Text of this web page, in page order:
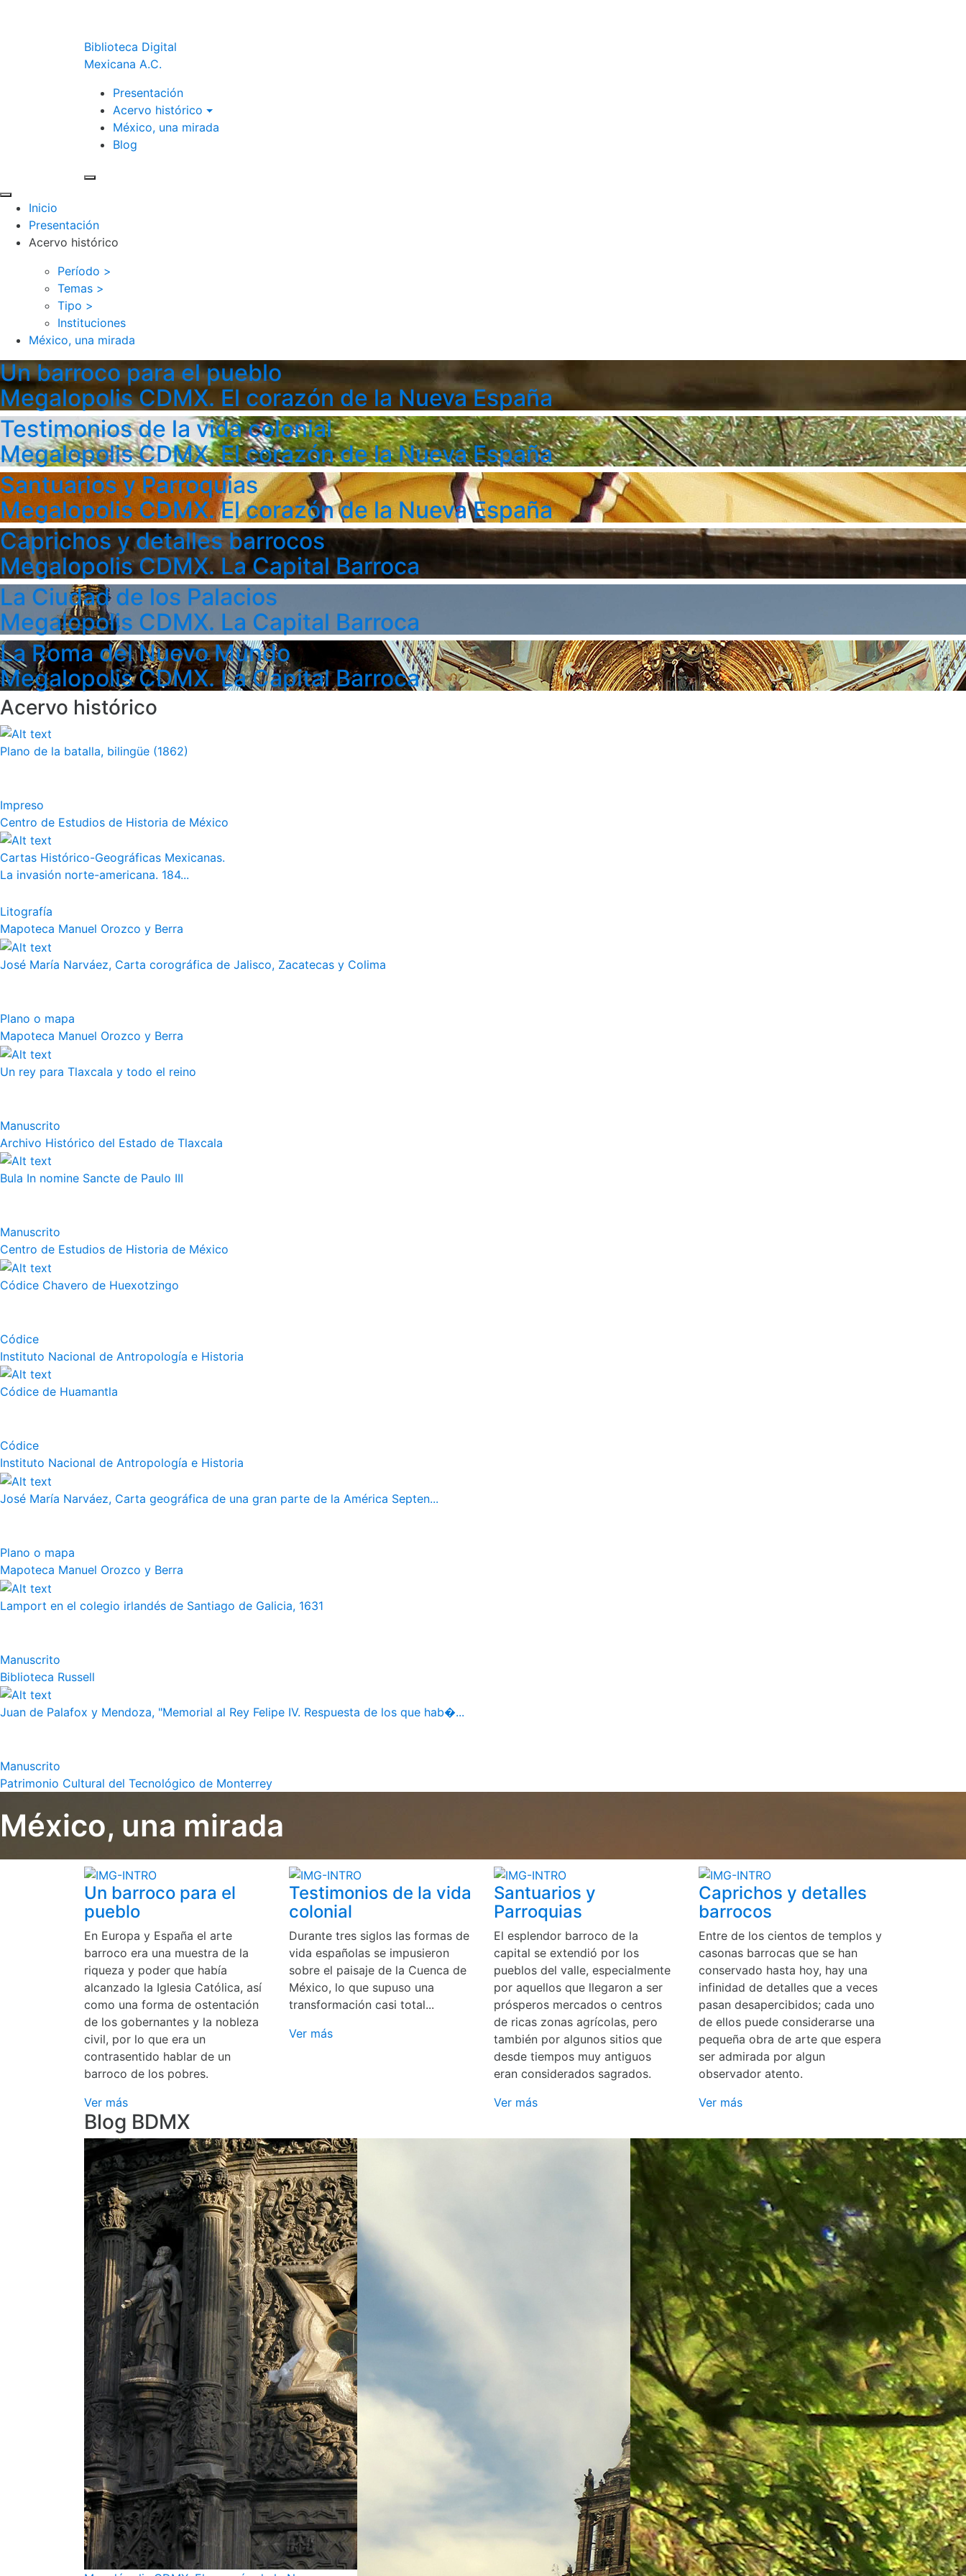
Biblioteca Digital
Mexicana A.C.
Presentación
Acervo histórico
México, una mirada
Blog
Inicio
Presentación
Acervo histórico
Período >
Temas >
Tipo >
Instituciones
México, una mirada
Un barroco para el pueblo
Megalopolis CDMX. El corazón de la Nueva España
Testimonios de la vida colonial
Megalopolis CDMX. El corazón de la Nueva España
Santuarios y Parroquias
Megalopolis CDMX. El corazón de la Nueva España
Caprichos y detalles barrocos
Megalopolis CDMX. La Capital Barroca
La Ciudad de los Palacios
Megalopolis CDMX. La Capital Barroca
La Roma del Nuevo Mundo
Megalopolis CDMX. La Capital Barroca
Acervo histórico
Plano de la batalla, bilingüe (1862)
Impreso
Centro de Estudios de Historia de México
Cartas Histórico-Geográficas Mexicanas.
La invasión norte-americana. 184...
Litografía
Mapoteca Manuel Orozco y Berra
José María Narváez, Carta corográfica de Jalisco, Zacatecas y Colima
Plano o mapa
Mapoteca Manuel Orozco y Berra
Un rey para Tlaxcala y todo el reino
Manuscrito
Archivo Histórico del Estado de Tlaxcala
Bula In nomine Sancte de Paulo III
Manuscrito
Centro de Estudios de Historia de México
Códice Chavero de Huexotzingo
Códice
Instituto Nacional de Antropología e Historia
Códice de Huamantla
Códice
Instituto Nacional de Antropología e Historia
José María Narváez, Carta geográfica de una gran parte de la América Septen...
Plano o mapa
Mapoteca Manuel Orozco y Berra
Lamport en el colegio irlandés de Santiago de Galicia, 1631
Manuscrito
Biblioteca Russell
Juan de Palafox y Mendoza, "Memorial al Rey Felipe IV. Respuesta de los que hab�...
Manuscrito
Patrimonio Cultural del Tecnológico de Monterrey
México, una mirada
Un barroco para el
pueblo
En Europa y España el arte
barroco era una muestra de la
riqueza y poder que había
alcanzado la Iglesia Católica, así
como una forma de ostentación
de los gobernantes y la nobleza
civil, por lo que era un
contrasentido hablar de un
barroco de los pobres.
Ver más
Testimonios de la vida
colonial
Durante tres siglos las formas de
vida españolas se impusieron
sobre el paisaje de la Cuenca de
México, lo que supuso una
transformación casi total...
Ver más
Santuarios y
Parroquias
El esplendor barroco de la
capital se extendió por los
pueblos del valle, especialmente
por aquellos que llegaron a ser
prósperos mercados o centros
de ricas zonas agrícolas, pero
también por algunos sitios que
desde tiempos muy antiguos
eran considerados sagrados.
Ver más
Caprichos y detalles
barrocos
Entre de los cientos de templos y
casonas barrocas que se han
conservado hasta hoy, hay una
infinidad de detalles que a veces
pasan desapercibidos; cada uno
de ellos puede considerarse una
pequeña obra de arte que espera
ser admirada por algun
observador atento.
Ver más
Blog BDMX